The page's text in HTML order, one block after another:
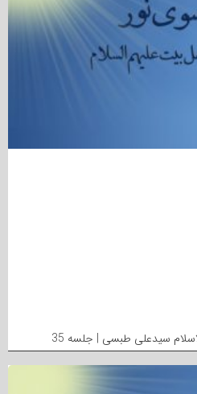
سیدعلی طبسی | جلسه 35